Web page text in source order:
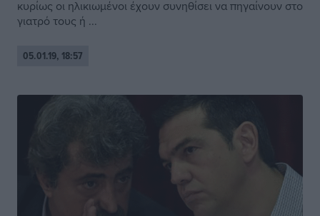
κυρίως οι ηλικιωμένοι έχουν συνηθίσει να πηγαίνουν στο
γιατρό τους ή ...
05.01.19, 18:57